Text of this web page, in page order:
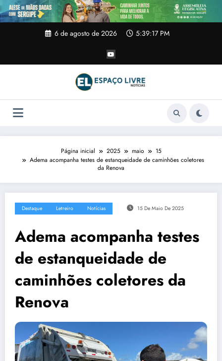
Pular
para
o
6 de agosto de 2026 5:39:18 PM
Página inicial 2025 maio
15
Adema acompanha testes de estanqueidade de caminhões coletores
da Renova
Destaque Letreiro Notícias 15 De Maio De 2025
Adema acompanha testes
de estanqueidade de
caminhões coletores da
Renova